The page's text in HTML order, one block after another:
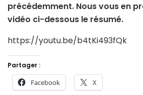
précédemment. Nous vous en
vidéo ci-dessous le résumé.
https://youtu.be/b4tKi493fQk
Partager :
Facebook X